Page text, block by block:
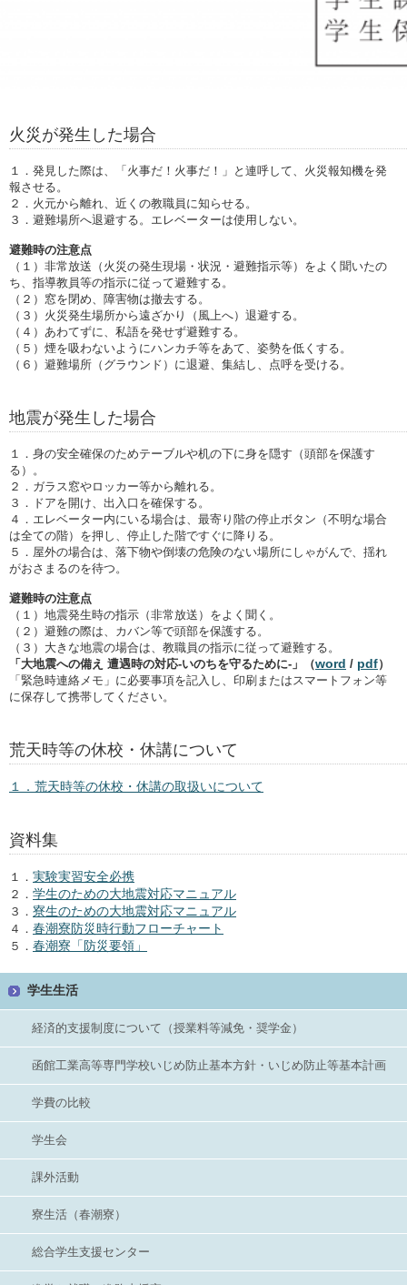
火災が発生した場合
１．発見した際は、「火事だ！火事だ！」と連呼して、火災報知機を発
報させる。
２．火元から離れ、近くの教職員に知らせる。
３．避難場所へ退避する。エレベーターは使用しない。
避難時の注意点
（１）非常放送（火災の発生現場・状況・避難指示等）をよく聞いたの
ち、指導教員等の指示に従って避難する。
（２）窓を閉め、障害物は撤去する。
（３）火災発生場所から遠ざかり（風上へ）退避する。
（４）あわてずに、私語を発せず避難する。
（５）煙を吸わないようにハンカチ等をあて、姿勢を低くする。
（６）避難場所（グラウンド）に退避、集結し、点呼を受ける。
地震が発生した場合
１．身の安全確保のためテーブルや机の下に身を隠す（頭部を保護す
る）。
２．ガラス窓やロッカー等から離れる。
３．ドアを開け、出入口を確保する。
４．エレベーター内にいる場合は、最寄り階の停止ボタン（不明な場合
は全ての階）を押し、停止した階ですぐに降りる。
５．屋外の場合は、落下物や倒壊の危険のない場所にしゃがんで、揺れ
がおさまるのを待つ。
避難時の注意点
（１）地震発生時の指示（非常放送）をよく聞く。
（２）避難の際は、カバン等で頭部を保護する。
（３）大きな地震の場合は、教職員の指示に従って避難する。
「大地震への備え 遭遇時の対応-いのちを守るために-」（word / pdf）
「緊急時連絡メモ」に必要事項を記入し、印刷またはスマートフォン等
に保存して携帯してください。
荒天時等の休校・休講について
１．荒天時等の休校・休講の取扱いについて
資料集
１． 実験実習安全必携
２． 学生のための大地震対応マニュアル
３． 寮生のための大地震対応マニュアル
４． 春潮寮防災時行動フローチャート
５． 春潮寮「防災要領」
学生生活
経済的支援制度について（授業料等減免・奨学金）
函館工業高等専門学校いじめ防止基本方針・いじめ防止等基本計画
学費の比較
学生会
課外活動
寮生活（春潮寮）
総合学生支援センター